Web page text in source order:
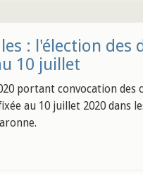
: l'élection des
10 juillet
portant convocation
au 10 juillet 2020